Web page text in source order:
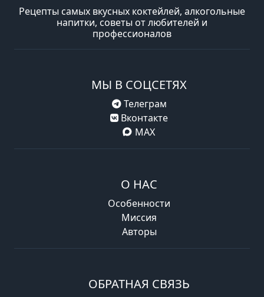
Рецепты самых вкусных коктейлей, алкогольные
напитки, советы от любителей и
профессионалов
МЫ В СОЦСЕТЯХ
Телеграм
Вконтакте
MAX
О НАС
Особенности
Миссия
Авторы
ОБРАТНАЯ СВЯЗЬ